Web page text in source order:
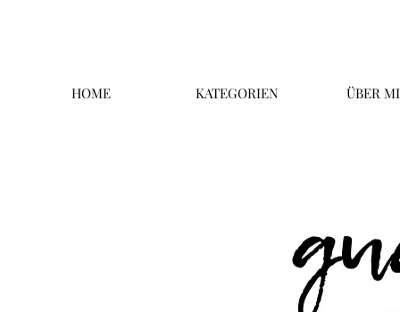
HOME KATEGORIEN ÜBER